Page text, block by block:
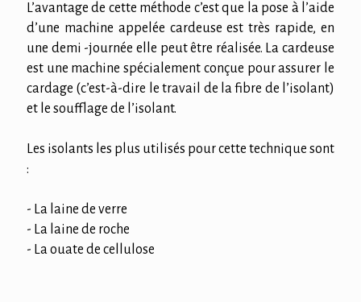
L’avantage de cette méthode c’est que la pose à l’aide
d’une machine appelée cardeuse est très rapide, en
une demi -journée elle peut être réalisée. La cardeuse
est une machine spécialement conçue pour assurer le
cardage (c’est-à-dire le travail de la fibre de l’isolant)
et le soufflage de l’isolant.
Les isolants les plus utilisés pour cette technique sont
:
- La laine de verre
- La laine de roche
- La ouate de cellulose